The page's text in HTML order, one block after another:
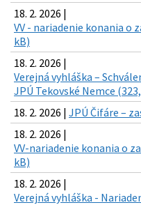
18. 2. 2026 |
VV - nariadenie konania o
kB)
18. 2. 2026 |
Verejná vyhláška –
JPÚ Tekovské Nemce
18. 2. 2026 | JPÚ Čifáre –
18. 2. 2026 |
VV-nariadenie konania o
kB)
18. 2. 2026 |
Verejná vyhláška -